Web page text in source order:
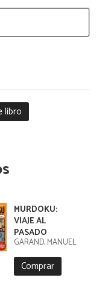
libro
MURDOKU:
VIAJE AL
PASADO
GARAND, MANUEL
Comprar